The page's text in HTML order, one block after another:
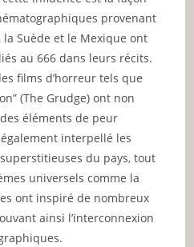
provenant
la Suède et le Mexique ont
au 666 dans leurs récits.
films d’horreur tels que
(The Grudge) ont non
éléments de peur
interpellé les
du pays, tout
universels comme la
ont inspiré de nombreux
ainsi l’interconnexion